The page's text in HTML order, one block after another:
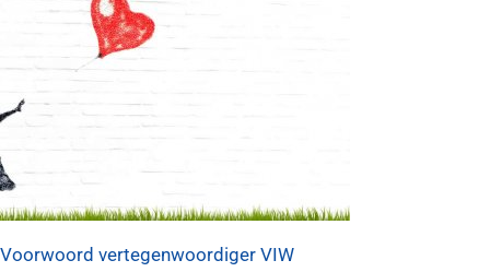
Voorwoord vertegenwoordiger VIW